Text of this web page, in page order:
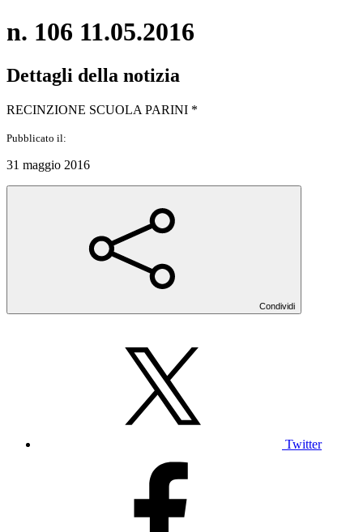
n. 106 11.05.2016
Dettagli della notizia
RECINZIONE SCUOLA PARINI *
Pubblicato il:
31 maggio 2016
Condividi
Twitter